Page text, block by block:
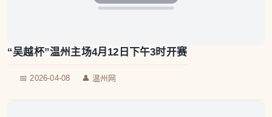
“吴越杯”温州主场4月12日下午3时开赛
📅 2026-04-08 👤 温州网